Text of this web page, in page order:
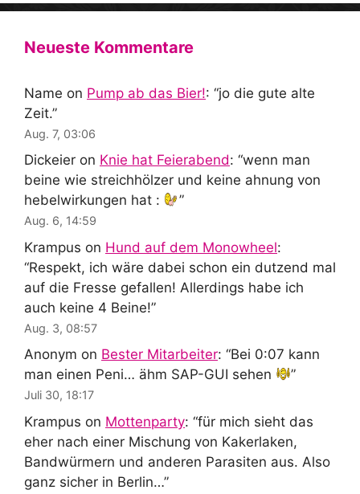
Neueste Kommentare
Name on Pump ab das Bier!: “jo die gute alte
Zeit.”
Aug. 7, 03:06
Dickeier on Knie hat Feierabend: “wenn man
beine wie streichhölzer und keine ahnung von
hebelwirkungen hat :
”
Aug. 6, 14:59
Krampus on Hund auf dem Monowheel:
“Respekt, ich wäre dabei schon ein dutzend mal
auf die Fresse gefallen! Allerdings habe ich
auch keine 4 Beine!”
Aug. 3, 08:57
Anonym on Bester Mitarbeiter: “Bei 0:07 kann
man einen Peni… ähm SAP-GUI sehen
”
Juli 30, 18:17
Krampus on Mottenparty: “für mich sieht das
eher nach einer Mischung von Kakerlaken,
Bandwürmern und anderen Parasiten aus. Also
ganz sicher in Berlin…”